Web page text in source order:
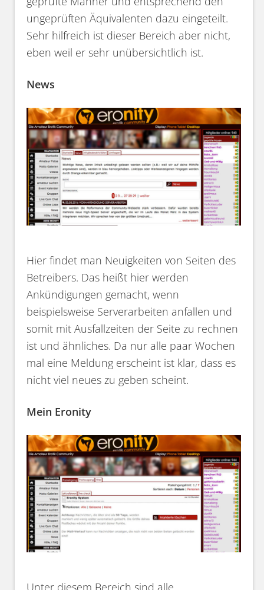
ungeprüften Äquivalenten dazu eingeteilt.
Sehr hilfreich ist dieser Bereich aber nicht,
eben weil er sehr unübersichtlich ist.
News
Hier findet man Neuigkeiten von Seiten des
Betreibers. Das heißt hier werden
Ankündigungen gemacht, wenn
beispielsweise Serverarbeiten anfallen und
somit mit Ausfallzeiten der Seite zu rechnen
ist und ähnliches. Da nur alle paar Wochen
mal eine Meldung erscheint ist klar, dass es
nicht viel neues zu geben scheint.
Mein Eronity